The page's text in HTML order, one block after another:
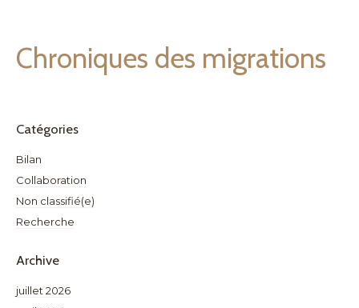
Chroniques des migrations
Catégories
Bilan
Collaboration
Non classifié(e)
Recherche
Archive
juillet 2026